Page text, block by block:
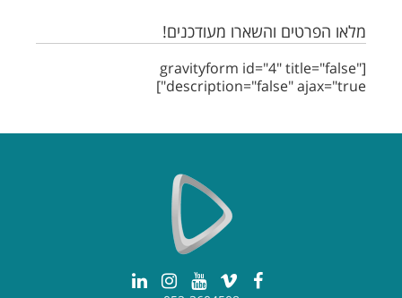
מלאו הפרטים והשארו מעודכנים!
[gravityform id="4" title="false"
description="false" ajax="true"]